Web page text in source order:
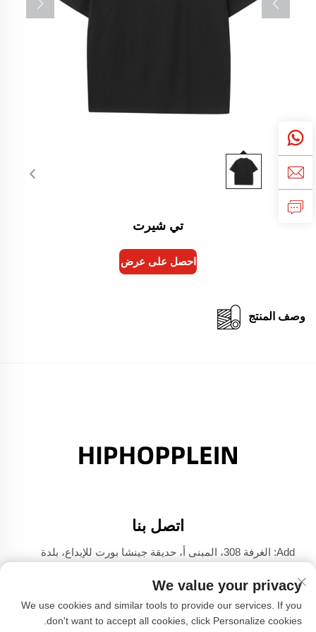
تي شيرت
احصل على عرض أسعار
وصف المنتج
اتصل بنا
Add: الغرفة 308، المبنى أ، حديقة جينشا بورت للإبداع، بلدة
هاتف:+86-17304049586
البريد الإلكتروني:[email protected]
We value your privacy
We use cookies and similar tools to provide our services. If you
don't want to accept all cookies, click Personalize cookies.